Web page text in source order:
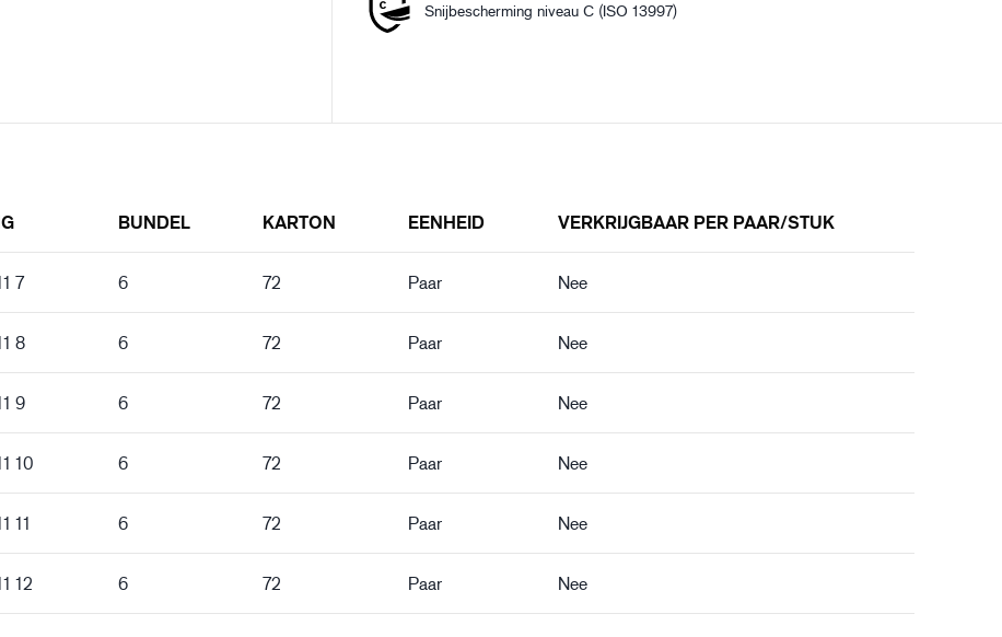
Snijbescherming niveau C (ISO 13997)
BUNDEL KARTON EENHEID VERKRIJGBAAR PER PAAR/STUK
7 6 72 Paar Nee
8 6 72 Paar Nee
9 6 72 Paar Nee
10 6 72 Paar Nee
11 6 72 Paar Nee
12 6 72 Paar Nee